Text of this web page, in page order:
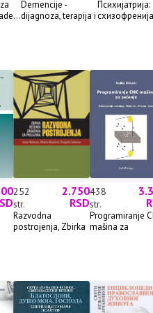
Demencije -
dijagnoza, terapija i
Психијатрија:
252
str.
2.750
RSD
Razvodna
postrojenja, Zbirka
438
str.
Programiranje
mašina za